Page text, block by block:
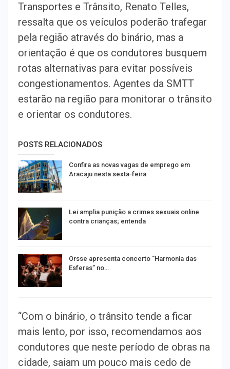
Transportes e Trânsito, Renato Telles,
ressalta que os veículos poderão trafegar
pela região através do binário, mas a
orientação é que os condutores busquem
rotas alternativas para evitar possíveis
congestionamentos. Agentes da SMTT
estarão na região para monitorar o trânsito
e orientar os condutores.
POSTS RELACIONADOS
Confira as novas vagas de emprego em
Aracaju nesta sexta-feira
Lei amplia punição a crimes sexuais online
contra crianças; entenda
Orsse apresenta concerto “Harmonia das
Esferas” no…
“Com o binário, o trânsito tende a ficar
mais lento, por isso, recomendamos aos
condutores que neste período de obras na
cidade, saiam um pouco mais cedo de